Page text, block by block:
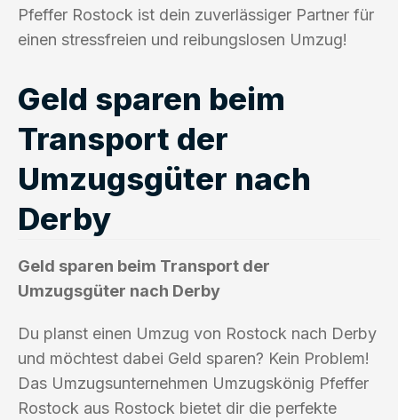
Pfeffer Rostock ist dein zuverlässiger Partner für
einen stressfreien und reibungslosen Umzug!
Geld sparen beim
Transport der
Umzugsgüter nach
Derby
Geld sparen beim Transport der
Umzugsgüter nach Derby
Du planst einen Umzug von Rostock nach Derby
und möchtest dabei Geld sparen? Kein Problem!
Das Umzugsunternehmen Umzugskönig Pfeffer
Rostock aus Rostock bietet dir die perfekte